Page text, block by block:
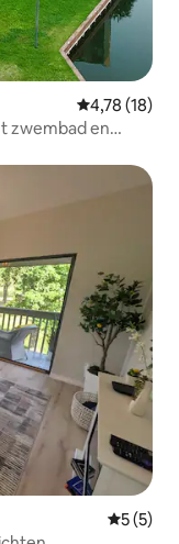
Gemiddelde
4,78 (18)
zwembad en
5 (5)